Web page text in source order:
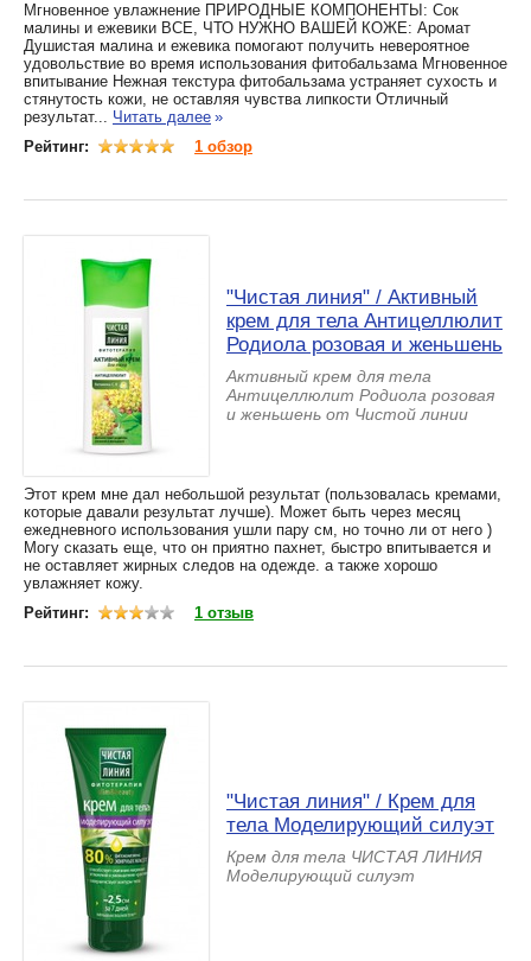
Мгновенное увлажнение ПРИРОДНЫЕ КОМПОНЕНТЫ: Сок
малины и ежевики ВСЕ, ЧТО НУЖНО ВАШЕЙ КОЖЕ: Аромат
Душистая малина и ежевика помогают получить невероятное
удовольствие во время использования фитобальзама Мгновенное
впитывание Нежная текстура фитобальзама устраняет сухость и
стянутость кожи, не оставляя чувства липкости Отличный
результат... Читать далее »
Рейтинг:
1 обзор
"Чистая линия" / Активный
крем для тела Антицеллюлит
Родиола розовая и женьшень
Активный крем для тела
Антицеллюлит Родиола розовая
и женьшень от Чистой линии
Этот крем мне дал небольшой результат (пользовалась кремами,
которые давали результат лучше). Может быть через месяц
ежедневного использования ушли пару см, но точно ли от него )
Могу сказать еще, что он приятно пахнет, быстро впитывается и
не оставляет жирных следов на одежде. а также хорошо
увлажняет кожу.
Рейтинг:
1 отзыв
"Чистая линия" / Крем для
тела Моделирующий силуэт
Крем для тела ЧИСТАЯ ЛИНИЯ
Моделирующий силуэт